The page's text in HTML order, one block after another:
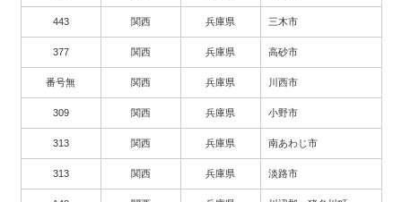
443 関西 兵庫県 三木市
377 関西 兵庫県 高砂市
番号無 関西 兵庫県 川西市
309 関西 兵庫県 小野市
313 関西 兵庫県 南あわじ市
313 関西 兵庫県 淡路市